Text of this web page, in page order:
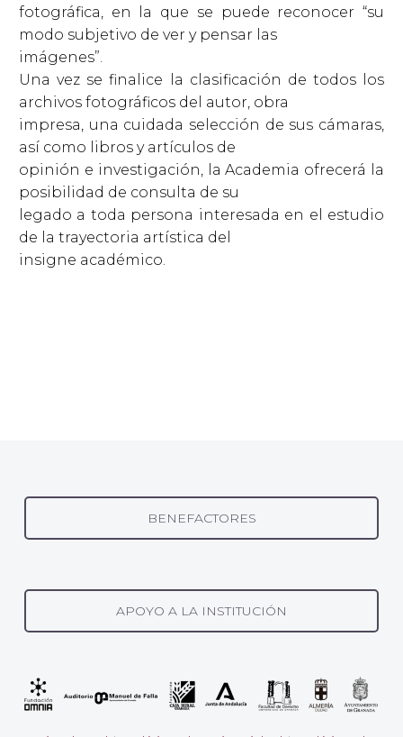
fotográfica, en la que se puede reconocer “su
modo subjetivo de ver y pensar las
imágenes”.
Una vez se finalice la clasificación de todos los
archivos fotográficos del autor, obra
impresa, una cuidada selección de sus cámaras,
así como libros y artículos de
opinión e investigación, la Academia ofrecerá la
posibilidad de consulta de su
legado a toda persona interesada en el estudio
de la trayectoria artística del
insigne académico.
BENEFACTORES
APOYO A LA INSTITUCIÓN